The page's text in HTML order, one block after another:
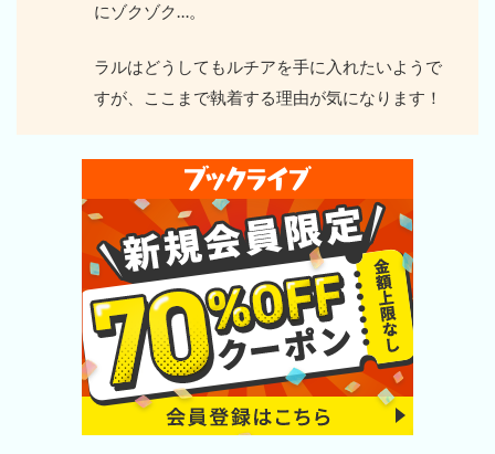
にゾクゾク…。
ラルはどうしてもルチアを手に入れたいようで
すが、ここまで執着する理由が気になります！